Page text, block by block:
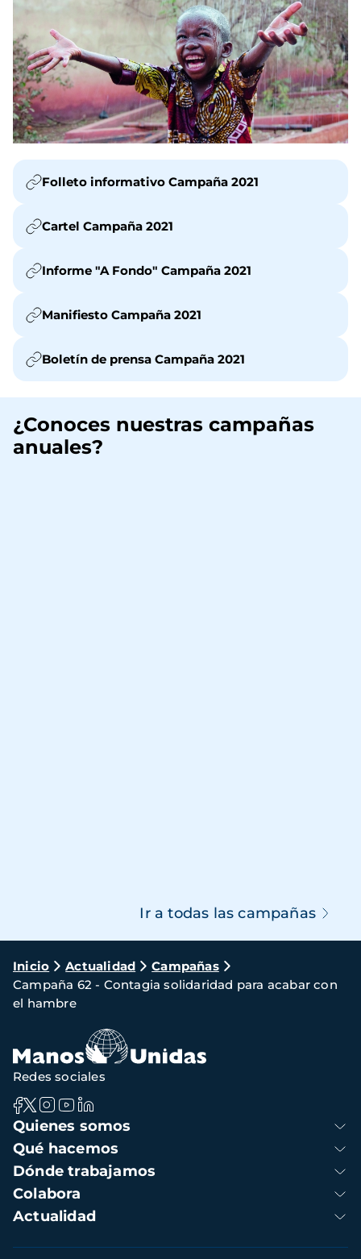
Folleto informativo Campaña 2021
Cartel Campaña 2021
Informe "A Fondo" Campaña 2021
Manifiesto Campaña 2021
Boletín de prensa Campaña 2021
¿Conoces nuestras campañas
anuales?
Ir a todas las campañas
Ruta
de
navegación
Inicio Actualidad
Campañas
Campaña 62 - Contagia solidaridad para acabar con
el hambre
Navegación
principal
Quienes somos
Qué hacemos
Dónde trabajamos
Colabora
Actualidad
Redes sociales